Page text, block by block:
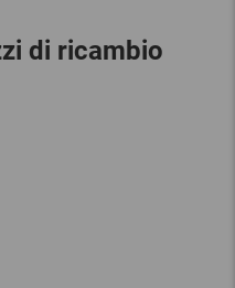
di ricambio